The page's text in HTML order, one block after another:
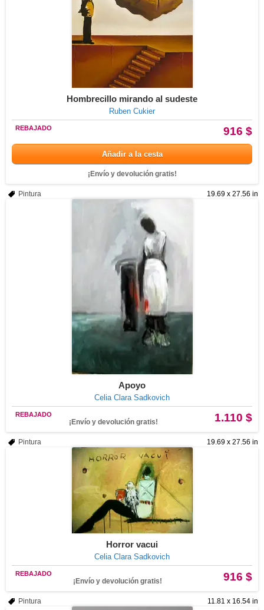
Hombrecillo mirando al sudeste
Ruben Cukier
916 $
REBAJADO
Añadir a la cesta
¡Envío y devolución gratis!
19.69 x 27.56 in
Pintura
Apoyo
Celia Clara Sadkovich
1.110 $
REBAJADO
¡Envío y devolución gratis!
19.69 x 27.56 in
Pintura
Horror vacui
Celia Clara Sadkovich
916 $
REBAJADO
¡Envío y devolución gratis!
11.81 x 16.54 in
Pintura